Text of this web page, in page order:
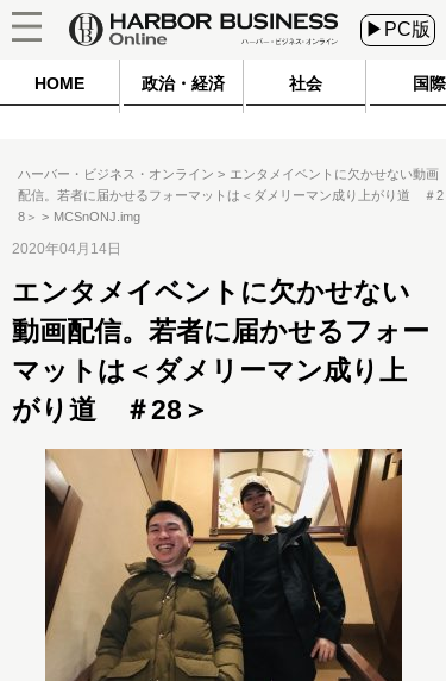
▶PC版
HOME 政治・経済 社会 国際
ハーバー・ビジネス・オンライン
エンタメイベントに欠かせない動画
配信。若者に届かせるフォーマットは＜ダメリーマン成り上がり道 ＃2
8＞
MCSnONJ.img
2020年04月14日
エンタメイベントに欠かせない
動画配信。若者に届かせるフォー
マットは＜ダメリーマン成り上
がり道 ＃28＞